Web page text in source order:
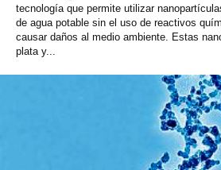
tecnología que permite utilizar
de agua potable sin el uso de reactivos
causar daños al medio ambiente. Estas
plata y...